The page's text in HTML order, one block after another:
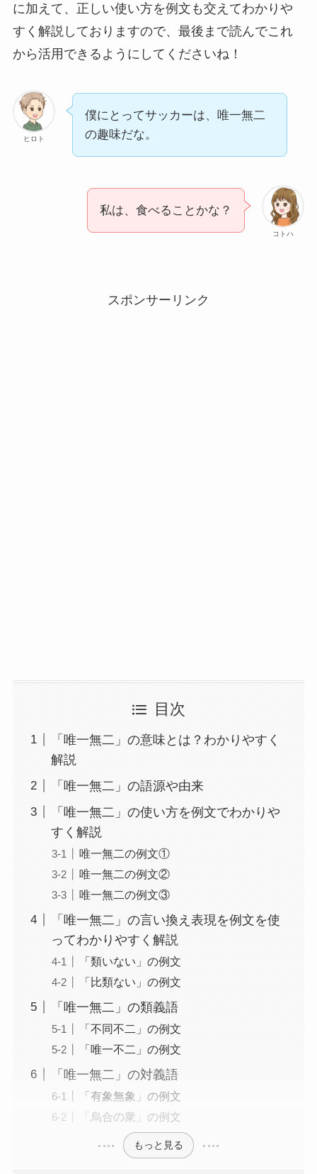
に加えて、正しい使い方を例文も交えてわかりや
すく解説しておりますので、最後まで読んでこれ
から活用できるようにしてくださいね！
ヒロト
僕にとってサッカーは、唯一無二
の趣味だな。
コトハ
私は、食べることかな？
スポンサーリンク
目次
「唯一無二」の意味とは？わかりやすく
解説
「唯一無二」の語源や由来
「唯一無二」の使い方を例文でわかりや
すく解説
唯一無二の例文①
唯一無二の例文②
唯一無二の例文③
「唯一無二」の言い換え表現を例文を使
ってわかりやすく解説
「類いない」の例文
「比類ない」の例文
「唯一無二」の類義語
「不同不二」の例文
「唯一不二」の例文
「唯一無二」の対義語
「有象無象」の例文
「烏合の衆」の例文
もっと見る